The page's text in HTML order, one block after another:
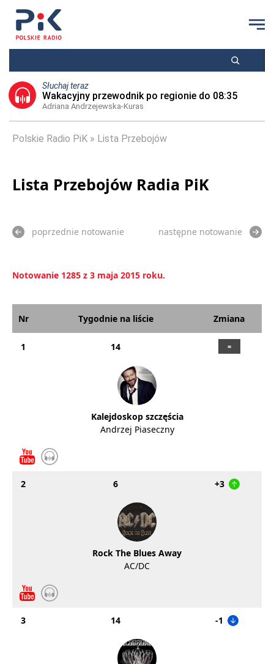
Słuchaj teraz
Wakacyjny przewodnik po regionie do 08:35
Adriana Andrzejewska-Kuras
Polskie Radio PiK Lista Przebojów
Lista Przebojów Radia PiK
poprzednie notowanie następne notowanie
Notowanie 1285 z 3 maja 2015 roku.
Nr Tygodnie na liście Zmiana
1 14
Kalejdoskop szczęścia
Andrzej Piaseczny
2 6 +3
Rock The Blues Away
AC/DC
3 14 -1